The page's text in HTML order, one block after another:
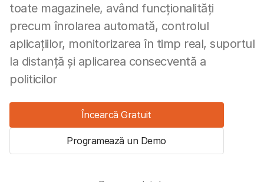
toate magazinele, având funcționalități
precum înrolarea automată, controlul
aplicațiilor, monitorizarea în timp real, suportul
la distanță și aplicarea consecventă a
politicilor
Încearcă Gratuit
Programează un Demo